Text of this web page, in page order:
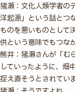
猪瀬：文化人類学者の
洋起源」という話とつ
ものを悪いものとして
供という意味でもつな
熊井：猪瀬さんが「む
していったように、畑
捉え直そうとされてい